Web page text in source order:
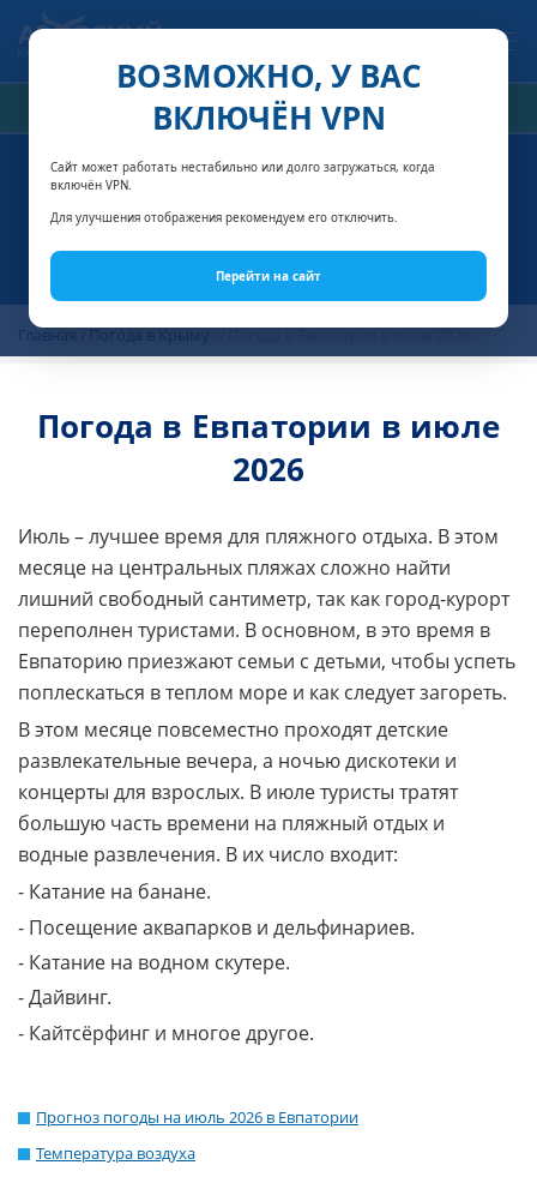
ВОЗМОЖНО, У ВАС
ВКЛЮЧЁН VPN
Сайт может работать нестабильно или долго загружаться, когда
включён VPN.
Для улучшения отображения рекомендуем его отключить.
Перейти на сайт
РАСЧЁТ СТОИМОСТИ
Главная Погода в Крыму
Погода в Евпатории в июле
2026
Июль – лучшее время для пляжного отдыха. В этом
месяце на центральных пляжах сложно найти
лишний свободный сантиметр, так как город-курорт
переполнен туристами. В основном, в это время в
Евпаторию приезжают семьи с детьми, чтобы успеть
поплескаться в теплом море и как следует загореть.
В этом месяце повсеместно проходят детские
развлекательные вечера, а ночью дискотеки и
концерты для взрослых. В июле туристы тратят
большую часть времени на пляжный отдых и
водные развлечения. В их число входит:
- Катание на банане.
- Посещение аквапарков и дельфинариев.
- Катание на водном скутере.
- Дайвинг.
- Кайтсёрфинг и многое другое.
Прогноз погоды на июль 2026 в Евпатории
Температура воздуха